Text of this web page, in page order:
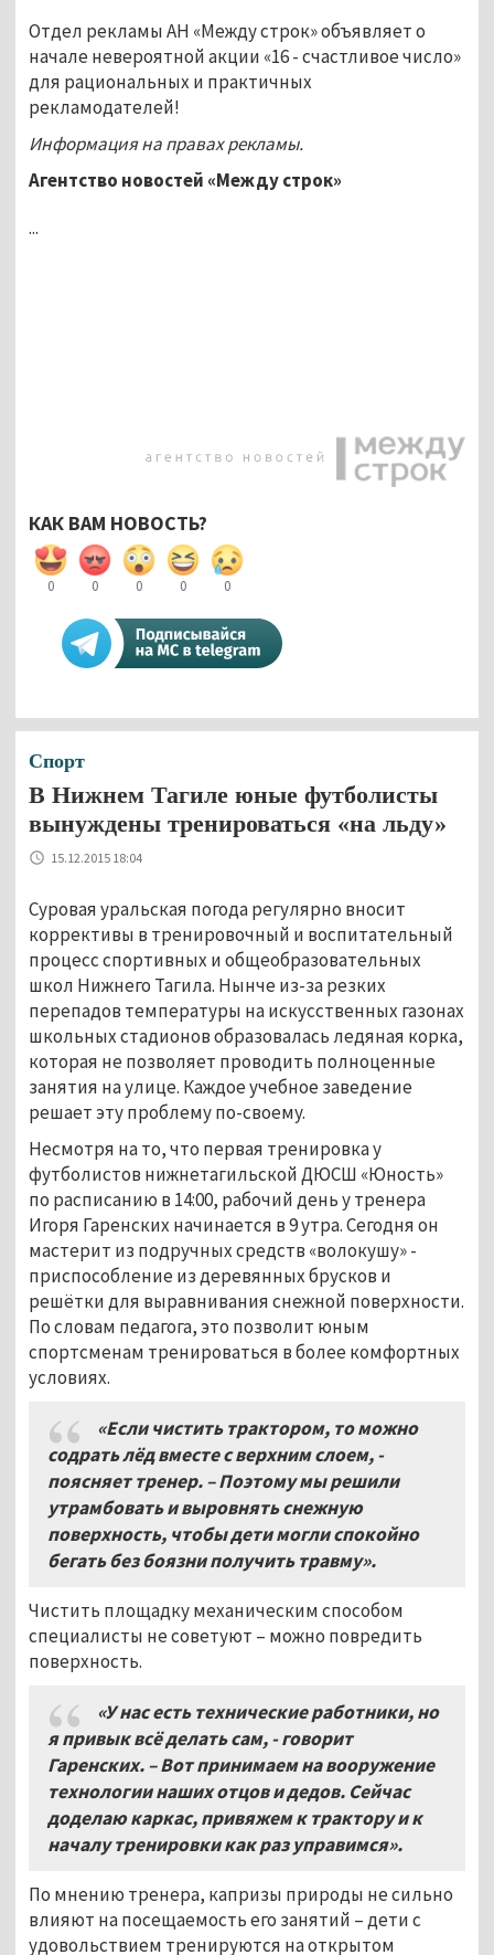
Отдел рекламы АН «Между строк» объявляет о
начале невероятной акции «16 - cчастливое число»
для рациональных и практичных
рекламодателей!
Информация на правах рекламы.
Агентство новостей «Между строк»
...
КАК ВАМ НОВОСТЬ?
0 0 0 0 0
Спорт
В Нижнем Тагиле юные футболисты
вынуждены тренироваться «на льду»
15.12.2015 18:04
Суровая уральская погода регулярно вносит
коррективы в тренировочный и воспитательный
процесс спортивных и общеобразовательных
школ Нижнего Тагила. Нынче из-за резких
перепадов температуры на искусственных газонах
школьных стадионов образовалась ледяная корка,
которая не позволяет проводить полноценные
занятия на улице. Каждое учебное заведение
решает эту проблему по-своему.
Несмотря на то, что первая тренировка у
футболистов нижнетагильской ДЮСШ «Юность»
по расписанию в 14:00, рабочий день у тренера
Игоря Гаренских начинается в 9 утра. Сегодня он
мастерит из подручных средств «волокушу» -
приспособление из деревянных брусков и
решётки для выравнивания снежной поверхности.
По словам педагога, это позволит юным
спортсменам тренироваться в более комфортных
условиях.
«Если чистить трактором, то можно
содрать лёд вместе с верхним слоем, -
поясняет тренер. – Поэтому мы решили
утрамбовать и выровнять снежную
поверхность, чтобы дети могли спокойно
бегать без боязни получить травму».
Чистить площадку механическим способом
специалисты не советуют – можно повредить
поверхность.
«У нас есть технические работники, но
я привык всё делать сам, - говорит
Гаренских. – Вот принимаем на вооружение
технологии наших отцов и дедов. Сейчас
доделаю каркас, привяжем к трактору и к
началу тренировки как раз управимся».
По мнению тренера, капризы природы не сильно
влияют на посещаемость его занятий – дети с
удовольствием тренируются на открытом